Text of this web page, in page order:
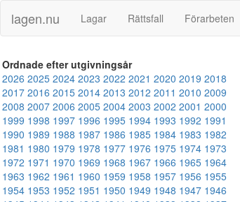
lagen.nu Lagar Rättsfall Förarbeten
Ordnade efter utgivningsår
2026 2025 2024 2023 2022 2021 2020 2019 2018
2017 2016 2015 2014 2013 2012 2011 2010 2009
2008 2007 2006 2005 2004 2003 2002 2001 2000
1999 1998 1997 1996 1995 1994 1993 1992 1991
1990 1989 1988 1987 1986 1985 1984 1983 1982
1981 1980 1979 1978 1977 1976 1975 1974 1973
1972 1971 1970 1969 1968 1967 1966 1965 1964
1963 1962 1961 1960 1959 1958 1957 1956 1955
1954 1953 1952 1951 1950 1949 1948 1947 1946